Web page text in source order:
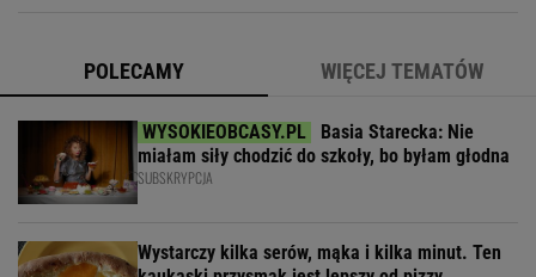
POLECAMY WIĘCEJ TEMATÓW
Basia Starecka: Nie
miałam siły chodzić do szkoły, bo byłam głodna
SUBSKRYPCJA
Wystarczy kilka serów, mąka i kilka minut. Ten